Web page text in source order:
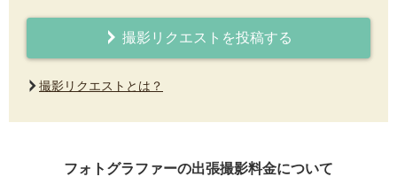
撮影リクエストを投稿する
撮影リクエストとは？
フォトグラファーの出張撮影料金について